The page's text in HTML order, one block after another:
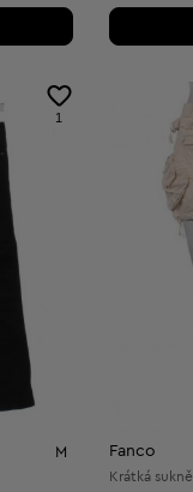
1
M Fanco
Krátká sukně